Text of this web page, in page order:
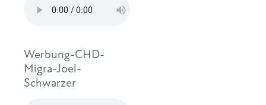
Werbung-CHD-
Migra-Joel-
Schwarzer